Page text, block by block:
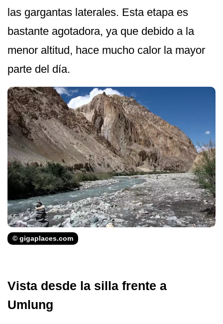
las gargantas laterales. Esta etapa es
bastante agotadora, ya que debido a la
menor altitud, hace mucho calor la mayor
parte del día.
© gigaplaces.com
Vista desde la silla frente a
Umlung